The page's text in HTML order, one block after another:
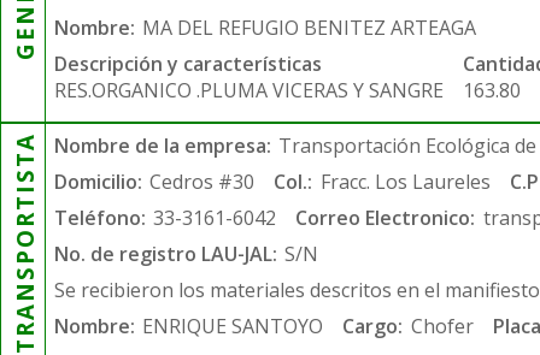
Nombre: MA DEL REFUGIO BENITEZ ARTEAGA
Descripción y características
RES.ORGANICO .PLUMA VICERAS Y SANGRE
163.80
TRANSPORTISTA Nombre de la empresa: Transportación Ecológica de
Domicilio: Cedros #30 Col.: Fracc. Los Laureles
Teléfono: 33-3161-6042 Correo Electronico:
No. de registro LAU-JAL: S/N
Se recibieron los materiales descritos en el
Nombre: ENRIQUE SANTOYO Cargo: Chofer